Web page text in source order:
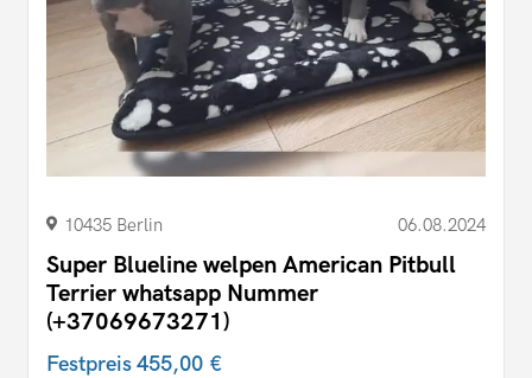
10435 Berlin 06.08.2024
Super Blueline welpen American Pitbull
Terrier whatsapp Nummer
(+37069673271)
Festpreis455,00 €